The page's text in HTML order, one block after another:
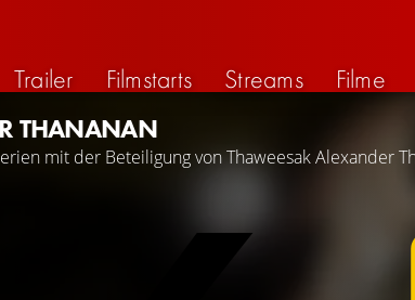
Trailer Filmstarts Streams Filme
THANANAN
mit der Beteiligung von Thaweesak Alexander